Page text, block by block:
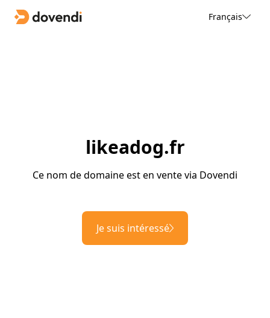
Français
likeadog.fr
Ce nom de domaine est en vente via Dovendi
Je suis intéressé